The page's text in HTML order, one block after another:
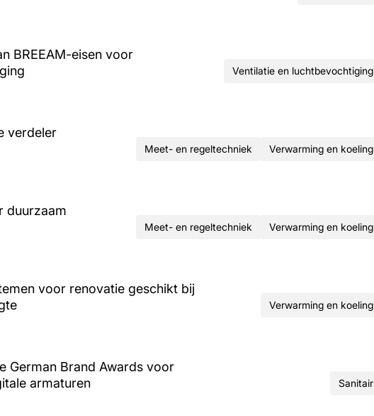
BREEAM-eisen voor
Ventilatie en luchtbevochtiging
verdeler
Meet- en regeltechniek Verwarming en koeling
duurzaam
Meet- en regeltechniek Verwarming en koeling
voor renovatie geschikt bij
Verwarming en koeling
German Brand Awards voor
armaturen
Sanitair